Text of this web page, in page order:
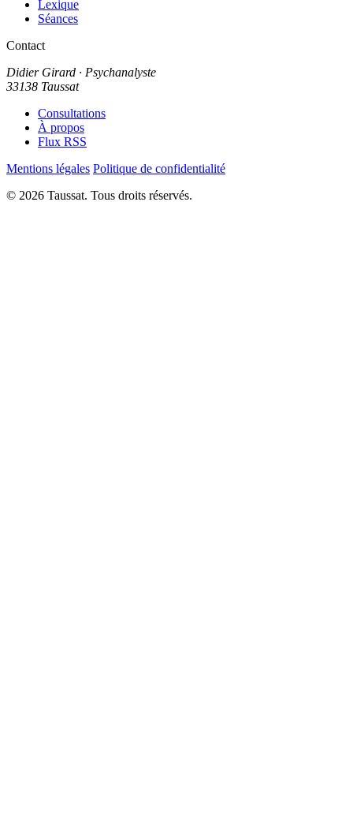
Lexique
Séances
Contact
Didier Girard · Psychanalyste
33138 Taussat
Consultations
À propos
Flux RSS
Mentions légales Politique de confidentialité
© 2026 Taussat. Tous droits réservés.